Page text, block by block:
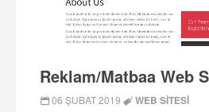
Reklam/Matbaa Web
06 ŞUBAT 2019
WEB SITESI